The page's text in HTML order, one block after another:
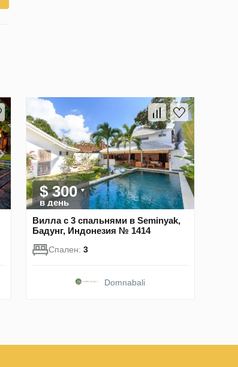
$ 300
в день
Вилла с 3 спальнями в Seminyak,
Бадунг, Индонезия № 1414
Спален: 3
Domnabali